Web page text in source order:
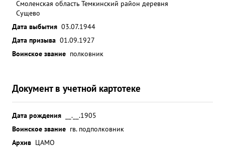
Смоленская область Темкинский район деревня
Сущево
Дата выбытия 03.07.1944
Дата призыва 01.09.1927
Воинское звание полковник
Документ в учетной картотеке
Дата рождения
__.__.1905
Воинское звание гв. подполковник
Архив ЦАМО